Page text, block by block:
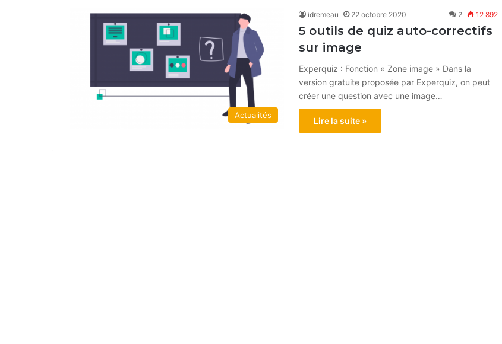
Actualités
idremeau 22 octobre 2020 2 12 892
5 outils de quiz auto-correctifs
sur image
Experquiz : Fonction « Zone image » Dans la
version gratuite proposée par Experquiz, on peut
créer une question avec une image…
Lire la suite »